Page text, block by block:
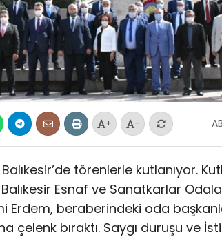
+ -
törenlerle kutlanıyor.
Esnaf ve Sanatkarlar
Erdem, beraberindeki oda
çelenk bıraktı. Saygı duruşu ve